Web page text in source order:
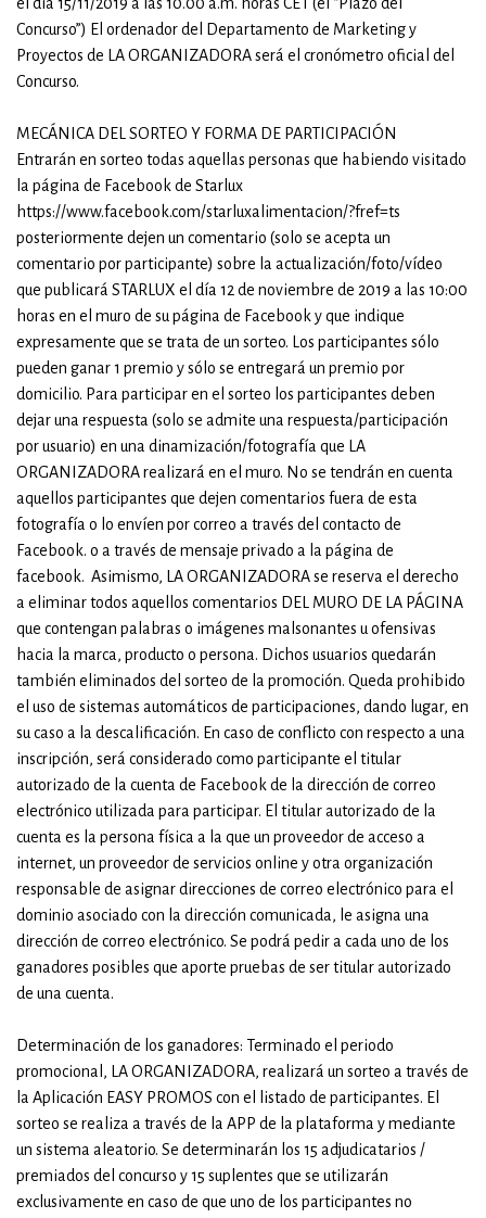
Concurso”) El ordenador del Departamento de Marketing y
Proyectos de LA ORGANIZADORA será el cronómetro oficial del
Concurso.
MECÁNICA DEL SORTEO Y FORMA DE PARTICIPACIÓN
Entrarán en sorteo todas aquellas personas que habiendo visitado
la página de Facebook de Starlux
https://www.facebook.com/starluxalimentacion/?fref=ts
posteriormente dejen un comentario (solo se acepta un
comentario por participante) sobre la actualización/foto/vídeo
que publicará STARLUX el día 12 de noviembre de 2019 a las 10:00
horas en el muro de su página de Facebook y que indique
expresamente que se trata de un sorteo. Los participantes sólo
pueden ganar 1 premio y sólo se entregará un premio por
domicilio. Para participar en el sorteo los participantes deben
dejar una respuesta (solo se admite una respuesta/participación
por usuario) en una dinamización/fotografía que LA
ORGANIZADORA realizará en el muro. No se tendrán en cuenta
aquellos participantes que dejen comentarios fuera de esta
fotografía o lo envíen por correo a través del contacto de
Facebook. o a través de mensaje privado a la página de
facebook. Asimismo, LA ORGANIZADORA se reserva el derecho
a eliminar todos aquellos comentarios DEL MURO DE LA PÁGINA
que contengan palabras o imágenes malsonantes u ofensivas
hacia la marca, producto o persona. Dichos usuarios quedarán
también eliminados del sorteo de la promoción. Queda prohibido
el uso de sistemas automáticos de participaciones, dando lugar, en
su caso a la descalificación. En caso de conflicto con respecto a una
inscripción, será considerado como participante el titular
autorizado de la cuenta de Facebook de la dirección de correo
electrónico utilizada para participar. El titular autorizado de la
cuenta es la persona física a la que un proveedor de acceso a
internet, un proveedor de servicios online y otra organización
responsable de asignar direcciones de correo electrónico para el
dominio asociado con la dirección comunicada, le asigna una
dirección de correo electrónico. Se podrá pedir a cada uno de los
ganadores posibles que aporte pruebas de ser titular autorizado
de una cuenta.
Determinación de los ganadores: Terminado el periodo
promocional, LA ORGANIZADORA, realizará un sorteo a través de
la Aplicación EASY PROMOS con el listado de participantes. El
sorteo se realiza a través de la APP de la plataforma y mediante
un sistema aleatorio. Se determinarán los 15 adjudicatarios /
premiados del concurso y 15 suplentes que se utilizarán
exclusivamente en caso de que uno de los participantes no